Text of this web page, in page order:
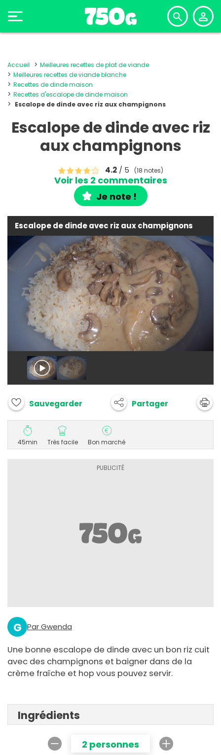
Accueil
Meilleures recettes de plat de viande
Meilleures recettes de viande blanche
Recettes de dinde maison
Recettes d'escalope de dinde maison
Escalope de dinde avec riz aux champignons
Escalope de dinde avec riz
aux champignons
4.2/ 5 (18 notes)
Voir les 2 commentaires
Je note !
Escalope de dinde avec riz aux champignons
Sauvegarder Partager
45min Très facile Bon marché
G Par Gwenda
Une bonne escalope de dinde avec un bon riz cuit
avec des champignons et baigner dans de la
crème fraîche et hop vous pouvez servir.
Ingrédients
2 personnes